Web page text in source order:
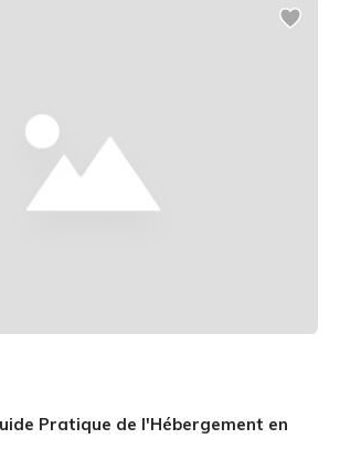
Pratique de l'Hébergement en